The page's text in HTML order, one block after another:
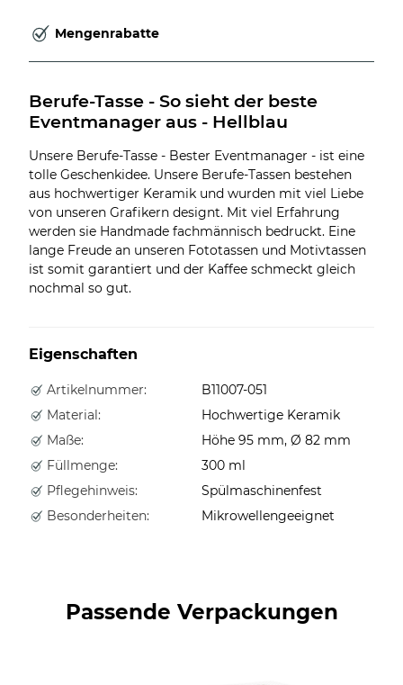
Mengenrabatte
Berufe-Tasse - So sieht der beste
Eventmanager aus - Hellblau
Unsere Berufe-Tasse - Bester Eventmanager - ist eine
tolle Geschenkidee. Unsere Berufe-Tassen bestehen
aus hochwertiger Keramik und wurden mit viel Liebe
von unseren Grafikern designt. Mit viel Erfahrung
werden sie Handmade fachmännisch bedruckt. Eine
lange Freude an unseren Fototassen und Motivtassen
ist somit garantiert und der Kaffee schmeckt gleich
nochmal so gut.
Eigenschaften
Artikelnummer:
B11007-051
Material:
Hochwertige Keramik
Maße:
Höhe 95 mm, Ø 82 mm
Füllmenge:
300 ml
Pflegehinweis:
Spülmaschinenfest
Besonderheiten:
Mikrowellengeeignet
Passende Verpackungen